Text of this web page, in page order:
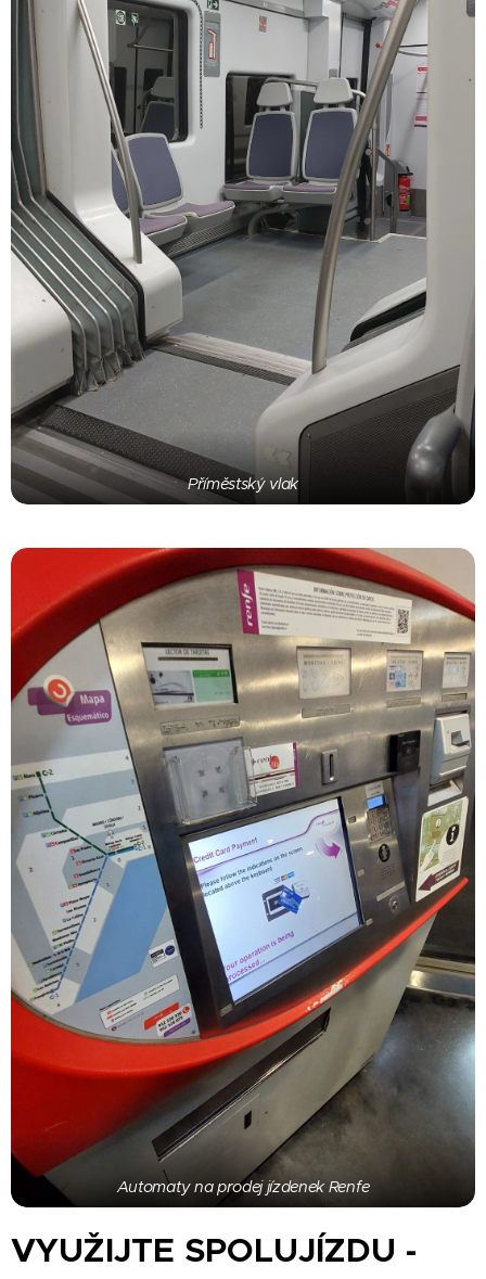
Příměstský vlak
Automaty na prodej jízdenek Renfe
VYUŽIJTE SPOLUJÍZDU -